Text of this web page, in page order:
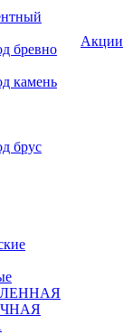
бревно
камень
брус
Акции